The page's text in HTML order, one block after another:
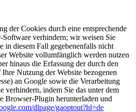
der Cookies durch eine entsprechende
verhindern; wir weisen Sie
in diesem Fall gegebenenfalls nicht
Website vollumfänglich werden nutzen
hinaus die Erfassung der durch den
Nutzung der Website bezogenen
an Google sowie die Verarbeitung
verhindern, indem Sie das unter dem
Browser-Plugin herunterladen und
dlpage/gaoptout?hl=de